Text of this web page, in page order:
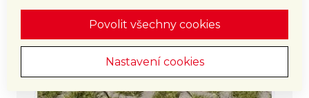
Nastavení cookies
Povolit všechny cookies